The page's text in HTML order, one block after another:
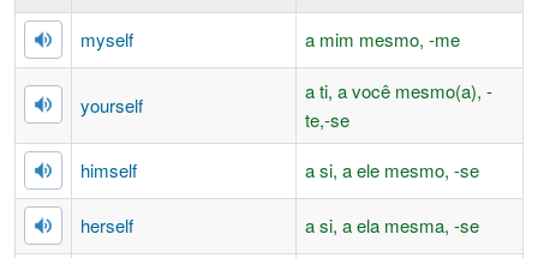
myself a mim mesmo, -me
yourself
a ti, a você mesmo(a), -
te,-se
himself
a si, a ele mesmo, -se
herself a si, a ela mesma, -se